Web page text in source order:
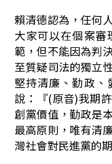
賴清德認為，任何
大家可以在個案審
範，但不能因為判
至質疑司法的獨立
堅持清廉、勤政、
說：『(原音)我期
創黨價值，勤政是
最高原則，唯有清
灣社會對民進黨的期